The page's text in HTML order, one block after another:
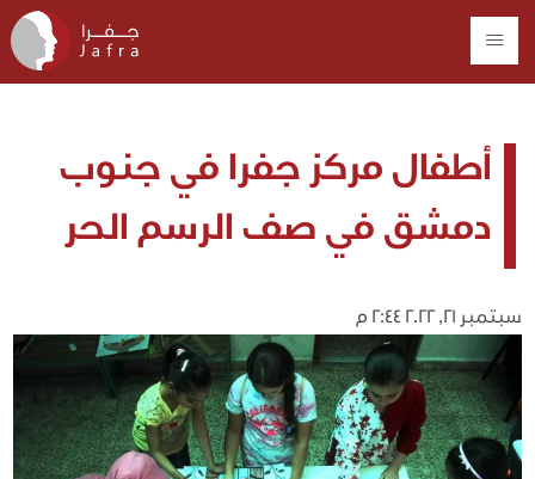
أطفال مركز جفرا في جنوب
دمشق في صف الرسم الحر
سبتمبر 21, 2022 2:44 م